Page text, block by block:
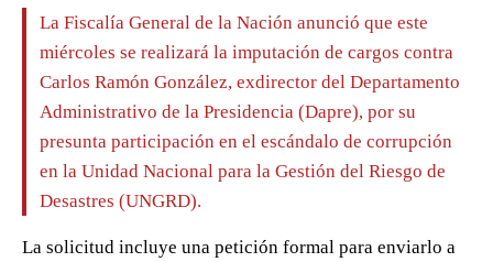
La Fiscalía General de la Nación anunció que este
miércoles se realizará la imputación de cargos contra
Carlos Ramón González, exdirector del Departamento
Administrativo de la Presidencia (Dapre), por su
presunta participación en el escándalo de corrupción
en la Unidad Nacional para la Gestión del Riesgo de
Desastres (UNGRD).
La solicitud incluye una petición formal para enviarlo a